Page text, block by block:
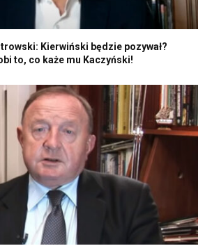
Kierwiński będzie pozywał?
to, co każe mu Kaczyński!